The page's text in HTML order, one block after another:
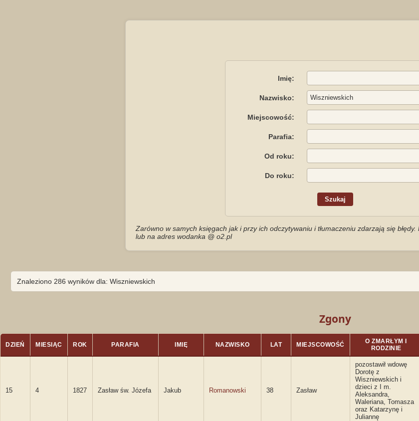
Imię:
Nazwisko:
Miejscowość:
Parafia:
Od roku:
Do roku:
Zarówno w samych księgach jak i przy ich odczytywaniu i tłumaczeniu zdarzają się
lub na adres wodanka @ o2.pl
Znaleziono 286 wyników dla: Wiszniewskich
Zgony
DZIEŃ MIESIĄC ROK PARAFIA IMIĘ NAZWISKO LAT MIEJSCOWOŚĆ
O ZMARŁYM I
RODZINIE
15 4 1827 Zasław św. Józefa Jakub Romanowski 38 Zasław
pozostawił wdowę
Dorotę z
Wiszniewskich i
dzieci z I m.
Aleksandra,
Waleriana, Tomasza
oraz Katarzynę i
Juliannę